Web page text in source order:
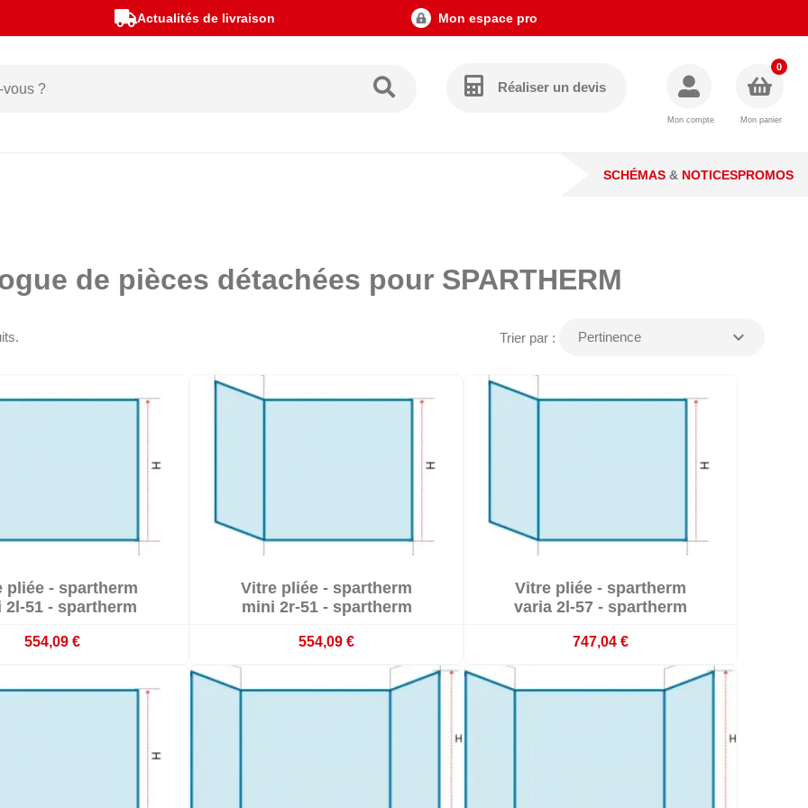
Actualités de livraison Mon espace pro
Réaliser un devis
Mon compte Mon panier
0
SCHÉMAS & NOTICESPROMOS
de pièces détachées pour SPARTHERM
Trier par : Pertinence expand_more
: délai 3 à 4 semaines
pliée - spartherm
2l-51 - spartherm
554,09 €
Sur commande : délai 3 à 4 semaines
Vitre pliée - spartherm
mini 2r-51 - spartherm
554,09 €
Sur commande : délai 3 à 4 semaines
Vitre pliée - spartherm
varia 2l-57 - spartherm
747,04 €